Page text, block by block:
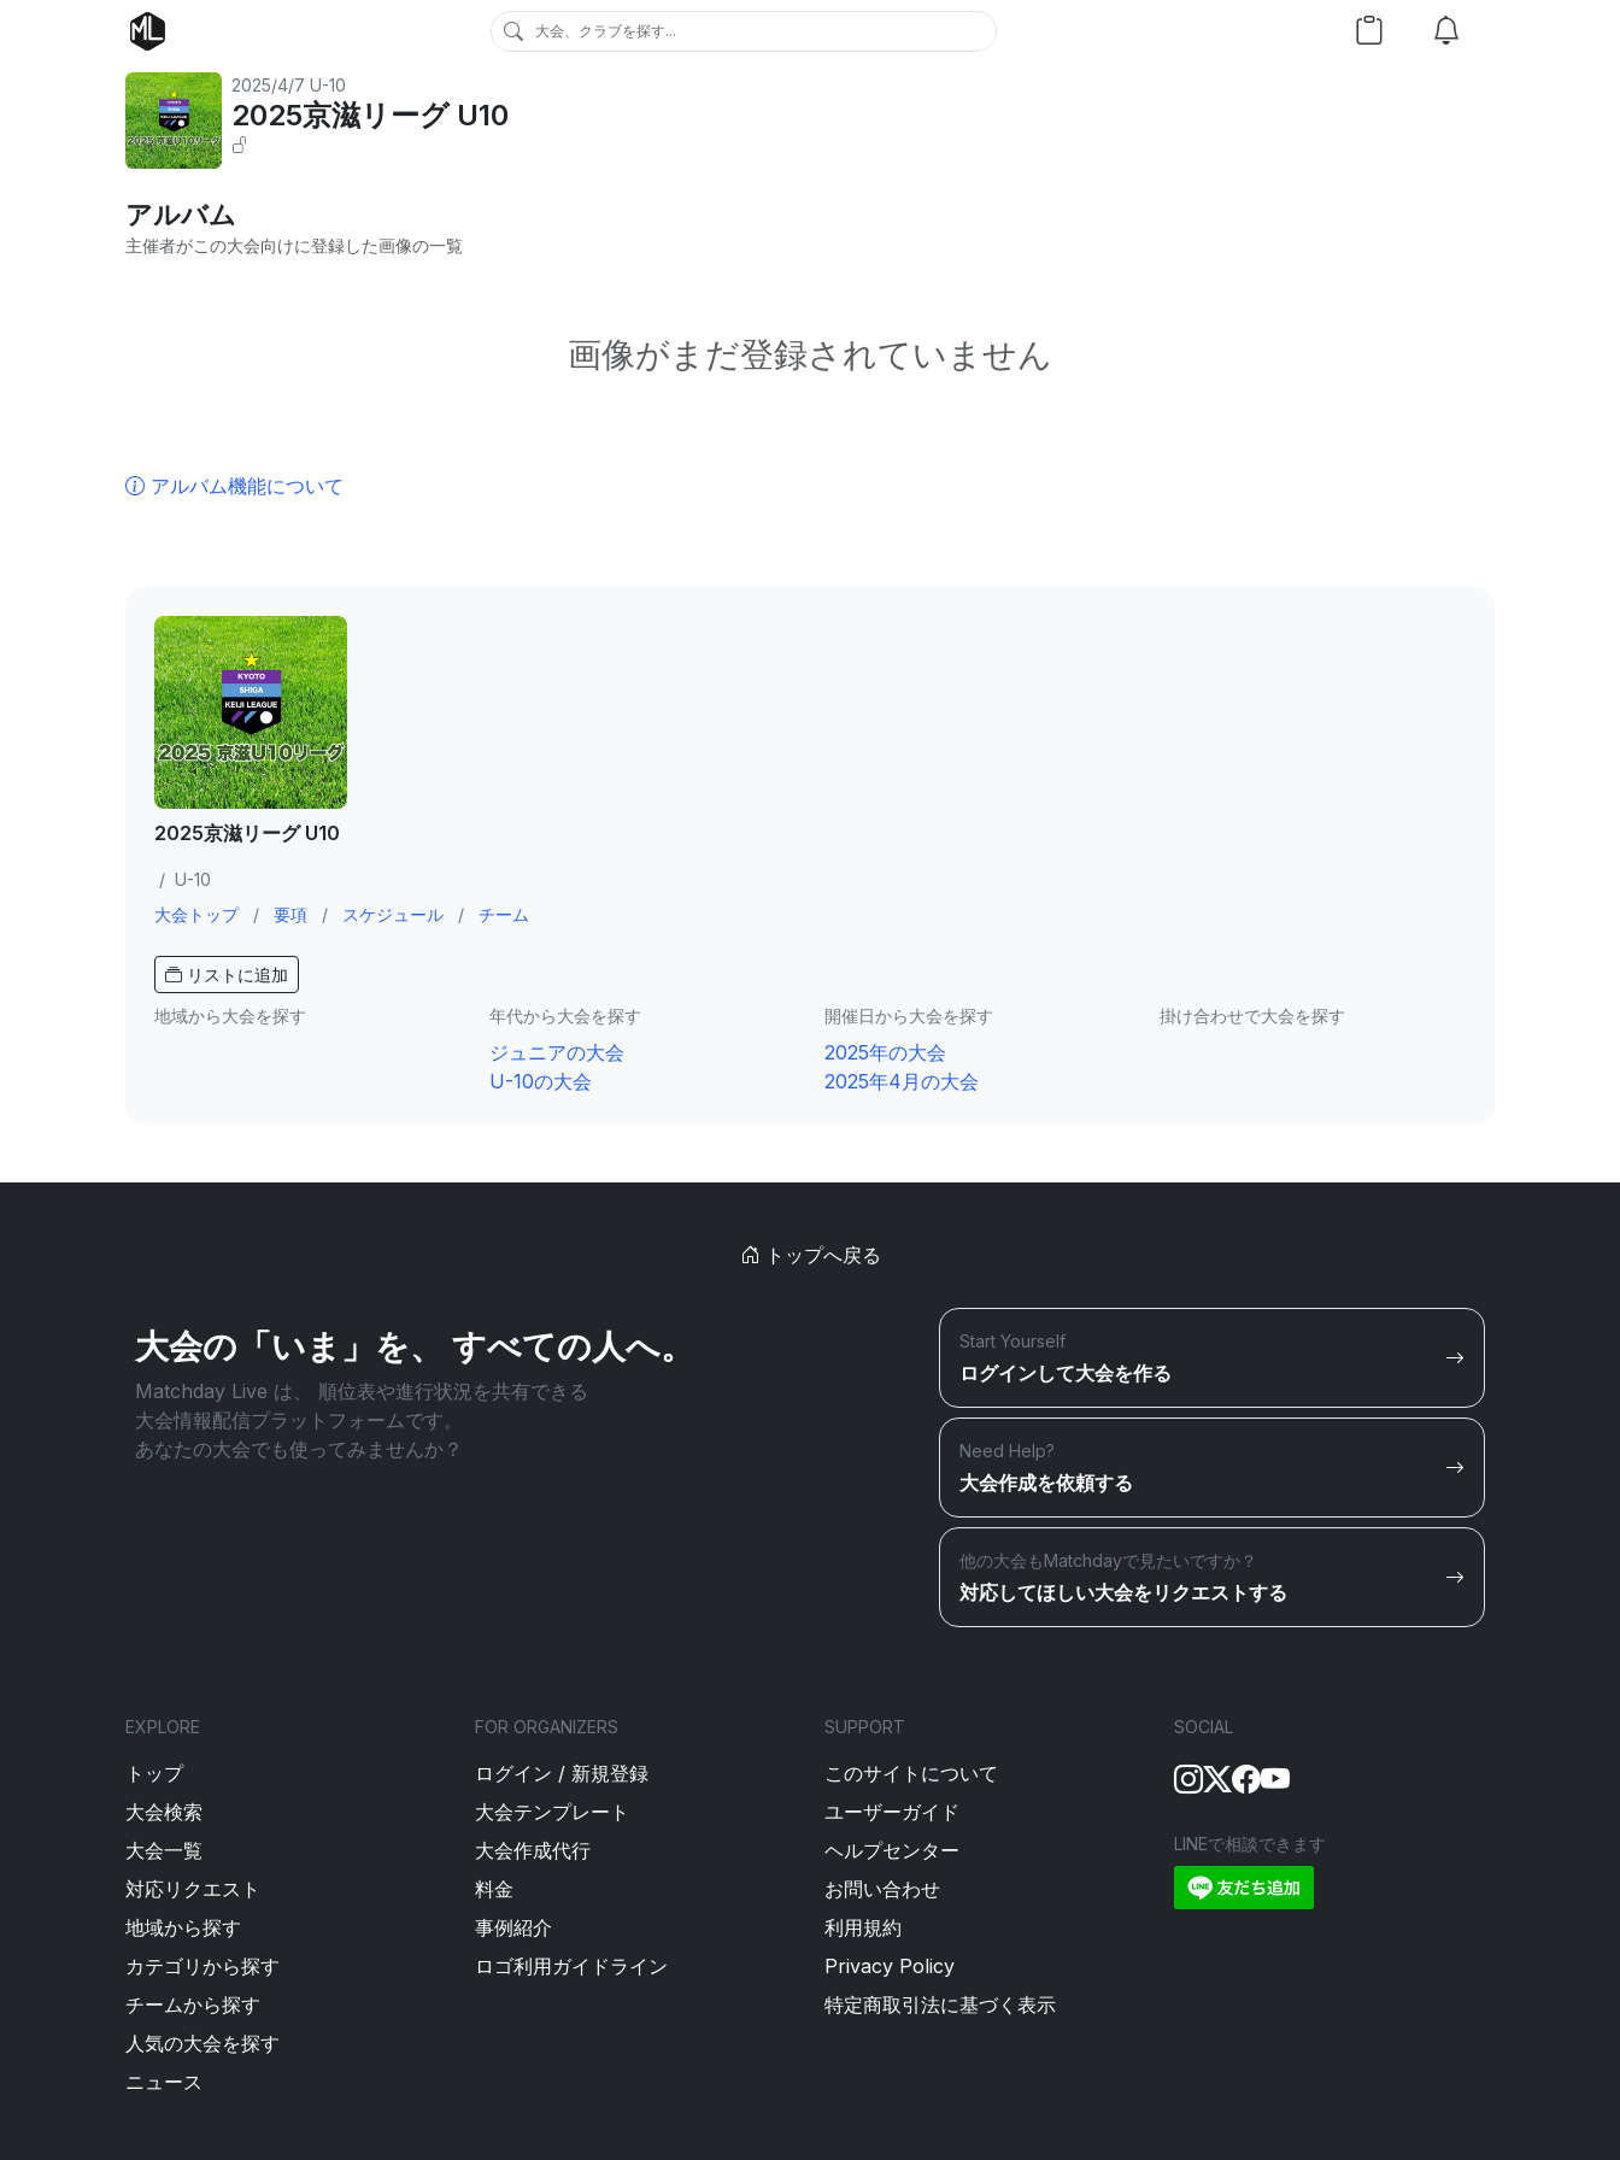
大会、クラブを探す...
2025/4/7 U-10
2025京滋リーグ U10
アルバム
主催者がこの大会向けに登録した画像の一覧
画像がまだ登録されていません
アルバム機能について
2025京滋リーグ U10
/ U-10
大会トップ
/ 要項 / スケジュール / チーム
リストに追加
地域から大会を探す
年代から大会を探す
ジュニアの大会
U-10の大会
開催日から大会を探す
2025年の大会
2025年4月の大会
掛け合わせで大会を探す
トップへ戻る
大会の「いま」を、 すべての人へ。
Matchday Live は、 順位表や進行状況を共有できる
大会情報配信プラットフォームです。
あなたの大会でも使ってみませんか？
Start Yourself
ログインして大会を作る
Need Help?
大会作成を依頼する
他の大会もMatchdayで見たいですか？
対応してほしい大会をリクエストする
EXPLORE
トップ
大会検索
大会一覧
対応リクエスト
地域から探す
カテゴリから探す
チームから探す
人気の大会を探す
ニュース
FOR ORGANIZERS
ログイン / 新規登録
大会テンプレート
大会作成代行
料金
事例紹介
ロゴ利用ガイドライン
SUPPORT
このサイトについて
ユーザーガイド
ヘルプセンター
お問い合わせ
利用規約
Privacy Policy
特定商取引法に基づく表示
SOCIAL
LINEで相談できます